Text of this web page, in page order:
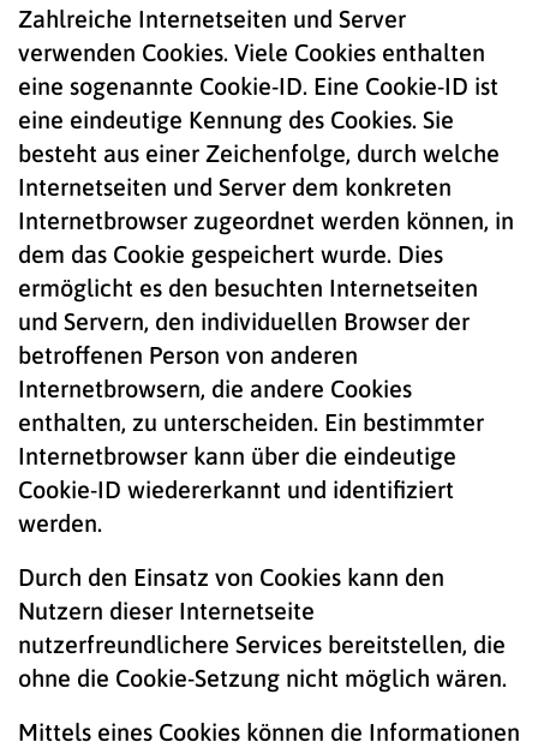
Zahlreiche Internetseiten und Server
verwenden Cookies. Viele Cookies enthalten
eine sogenannte Cookie-ID. Eine Cookie-ID ist
eine eindeutige Kennung des Cookies. Sie
besteht aus einer Zeichenfolge, durch welche
Internetseiten und Server dem konkreten
Internetbrowser zugeordnet werden können, in
dem das Cookie gespeichert wurde. Dies
ermöglicht es den besuchten Internetseiten
und Servern, den individuellen Browser der
betroffenen Person von anderen
Internetbrowsern, die andere Cookies
enthalten, zu unterscheiden. Ein bestimmter
Internetbrowser kann über die eindeutige
Cookie-ID wiedererkannt und identifiziert
werden.
Durch den Einsatz von Cookies kann den
Nutzern dieser Internetseite
nutzerfreundlichere Services bereitstellen, die
ohne die Cookie-Setzung nicht möglich wären.
Mittels eines Cookies können die Informationen